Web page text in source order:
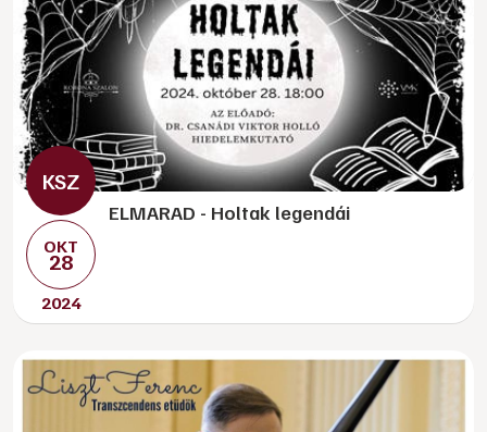
OKT
28
2024
ELMARAD - Holtak legendái